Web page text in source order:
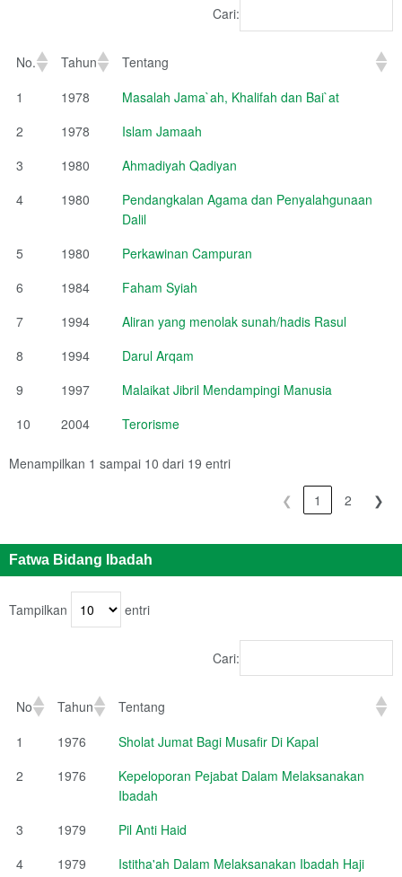
Cari:
No. Tahun
Tentang
1
1978
Masalah Jama`ah, Khalifah dan Bai`at
2
1978
Islam Jamaah
3
1980
Ahmadiyah Qadiyan
4
1980
Pendangkalan Agama dan Penyalahgunaan
Dalil
5
1980
Perkawinan Campuran
6
1984
Faham Syiah
7
1994
Aliran yang menolak sunah/hadis Rasul
8
1994
Darul Arqam
9
1997
Malaikat Jibril Mendampingi Manusia
10
2004 Terorisme
Menampilkan 1 sampai 10 dari 19 entri
❮ 1 2 ❯
Fatwa Bidang Ibadah
Tampilkan entri
Cari:
No Tahun
Tentang
No
Tahun Tentang
1 1976
Sholat Jumat Bagi Musafir Di Kapal
2
1976
Kepeloporan Pejabat Dalam Melaksanakan
Ibadah
3
1979
Pil Anti Haid
4
1979
Istitha'ah Dalam Melaksanakan Ibadah Haji